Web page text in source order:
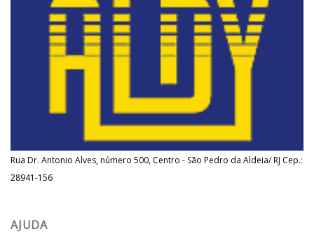
Rua Dr. Antonio Alves, número 500, Centro - São Pedro da Aldeia/ RJ Cep.:
28941-156
AJUDA